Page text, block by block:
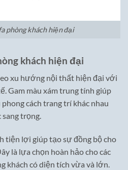
phòng khách hiện đại
khách hiện đại
xu hướng nội thất hiện đại với
Gam màu xám trung tính giúp
cách trang trí khác nhau
trọng.
tiện lợi giúp tạo sự đồng bộ cho
là lựa chọn hoàn hảo cho các
khách có diện tích vừa và lớn.